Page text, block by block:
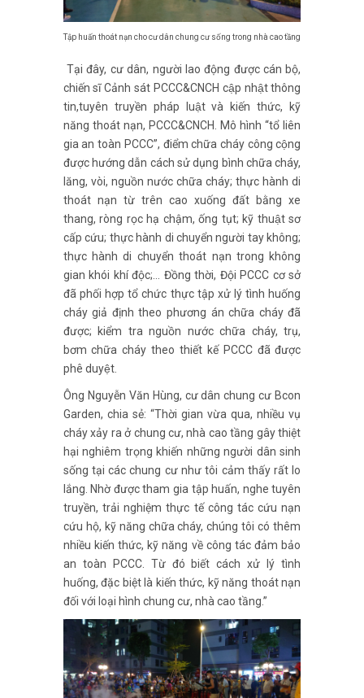
Tập huấn thoát nạn cho cư dân chung cư sống trong nhà cao tầng
Tại đây, cư dân, người lao động được cán bộ,
chiến sĩ Cảnh sát PCCC&CNCH cập nhật thông
tin,tuyên truyền pháp luật và kiến thức, kỹ
năng thoát nạn, PCCC&CNCH. Mô hình “tổ liên
gia an toàn PCCC”, điểm chữa cháy công cộng
được hướng dẫn cách sử dụng bình chữa cháy,
lăng, vòi, nguồn nước chữa cháy; thực hành di
thoát nạn từ trên cao xuống đất bằng xe
thang, ròng rọc hạ chậm, ống tụt; kỹ thuật sơ
cấp cứu; thực hành di chuyển người tay không;
thực hành di chuyển thoát nạn trong không
gian khói khí độc;… Đồng thời, Đội PCCC cơ sở
đã phối hợp tổ chức thực tập xử lý tình huống
cháy giả định theo phương án chữa cháy đã
được; kiểm tra nguồn nước chữa cháy, trụ,
bơm chữa cháy theo thiết kế PCCC đã được
phê duyệt.
Ông Nguyễn Văn Hùng, cư dân chung cư Bcon
Garden, chia sẻ: “Thời gian vừa qua, nhiều vụ
cháy xảy ra ở chung cư, nhà cao tầng gây thiệt
hại nghiêm trọng khiến những người dân sinh
sống tại các chung cư như tôi cảm thấy rất lo
lắng. Nhờ được tham gia tập huấn, nghe tuyên
truyền, trải nghiệm thực tế công tác cứu nạn
cứu hộ, kỹ năng chữa cháy, chúng tôi có thêm
nhiều kiến thức, kỹ năng về công tác đảm bảo
an toàn PCCC. Từ đó biết cách xử lý tình
huống, đặc biệt là kiến thức, kỹ năng thoát nạn
đối với loại hình chung cư, nhà cao tầng.”